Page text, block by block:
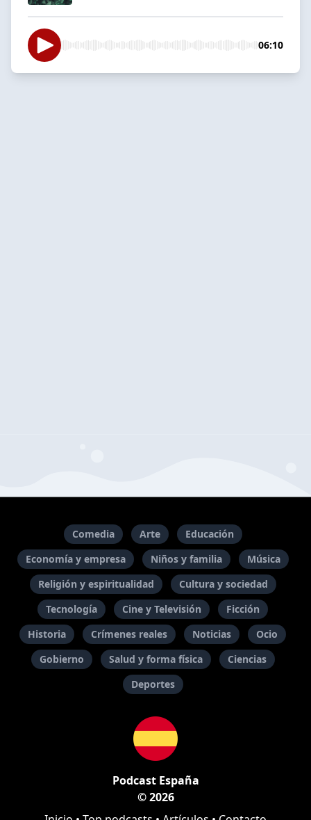
06:10
Comedia Arte
Educación
Economía y empresa
Niños y familia
Música
Religión y espiritualidad
Cultura y sociedad
Tecnología
Cine y Televisión
Ficción
Historia
Crímenes reales Noticias
Ocio
Gobierno
Salud y forma física
Ciencias
Deportes
Podcast España
© 2026